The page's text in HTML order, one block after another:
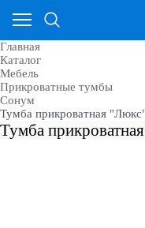
Главная
Каталог
Мебель
Прикроватные тумбы
Сонум
Тумба прикроватная
Тумба